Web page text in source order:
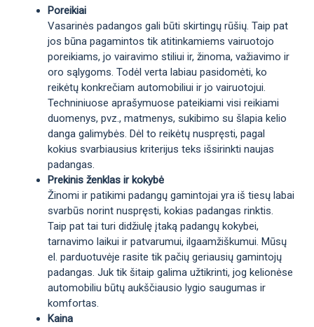
Poreikiai
Vasarinės padangos gali būti skirtingų rūšių. Taip pat
jos būna pagamintos tik atitinkamiems vairuotojo
poreikiams, jo vairavimo stiliui ir, žinoma, važiavimo ir
oro sąlygoms. Todėl verta labiau pasidomėti, ko
reikėtų konkrečiam automobiliui ir jo vairuotojui.
Techniniuose aprašymuose pateikiami visi reikiami
duomenys, pvz., matmenys, sukibimo su šlapia kelio
danga galimybės. Dėl to reikėtų nuspręsti, pagal
kokius svarbiausius kriterijus teks išsirinkti naujas
padangas.
Prekinis ženklas ir kokybė
Žinomi ir patikimi padangų gamintojai yra iš tiesų labai
svarbūs norint nuspręsti, kokias padangas rinktis.
Taip pat tai turi didžiulę įtaką padangų kokybei,
tarnavimo laikui ir patvarumui, ilgaamžiškumui. Mūsų
el. parduotuvėje rasite tik pačių geriausių gamintojų
padangas. Juk tik šitaip galima užtikrinti, jog kelionėse
automobiliu būtų aukščiausio lygio saugumas ir
komfortas.
Kaina